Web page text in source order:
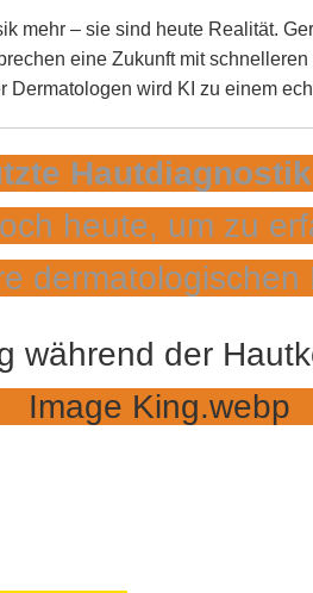
mehr – sie sind heute Realität.
eine Zukunft mit
wird KI zu einem
heute, um zu